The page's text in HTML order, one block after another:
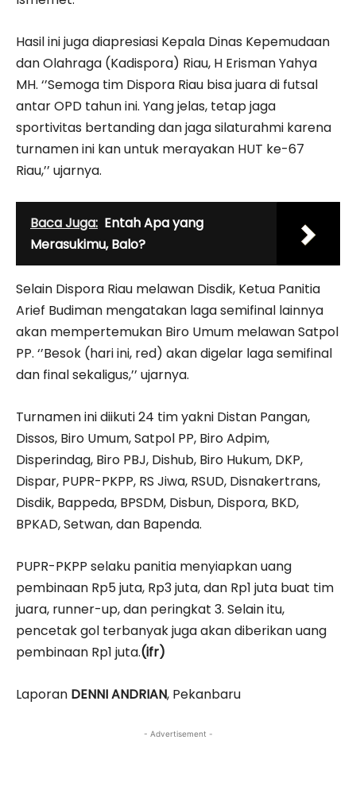
Hasil ini juga diapresiasi Kepala Dinas Kepemudaan
dan Olahraga (Kadispora) Riau, H Erisman Yahya
MH. ‘’Semoga tim Dispora Riau bisa juara di futsal
antar OPD tahun ini. Yang jelas, tetap jaga
sportivitas bertanding dan jaga silaturahmi karena
turnamen ini kan untuk merayakan HUT ke-67
Riau,’’ ujarnya.
Baca Juga: Entah Apa yang
Merasukimu, Balo?
Selain Dispora Riau melawan Disdik, Ketua Panitia
Arief Budiman mengatakan laga semifinal lainnya
akan mempertemukan Biro Umum melawan Satpol
PP. ‘’Besok (hari ini, red) akan digelar laga semifinal
dan final sekaligus,’’ ujarnya.
Turnamen ini diikuti 24 tim yakni Distan Pangan,
Dissos, Biro Umum, Satpol PP, Biro Adpim,
Disperindag, Biro PBJ, Dishub, Biro Hukum, DKP,
Dispar, PUPR-PKPP, RS Jiwa, RSUD, Disnakertrans,
Disdik, Bappeda, BPSDM, Disbun, Dispora, BKD,
BPKAD, Setwan, dan Bapenda.
PUPR-PKPP selaku panitia menyiapkan uang
pembinaan Rp5 juta, Rp3 juta, dan Rp1 juta buat tim
juara, runner-up, dan peringkat 3. Selain itu,
pencetak gol terbanyak juga akan diberikan uang
pembinaan Rp1 juta.(ifr)
Laporan DENNI ANDRIAN, Pekanbaru
- Advertisement -